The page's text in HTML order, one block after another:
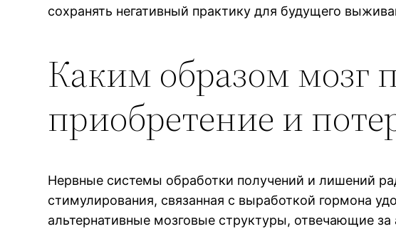
сохранять негативный практику для будущего
Каким образом мозг
приобретение и
Нервные системы обработки получений и лишений
стимулирования, связанная с выработкой гормона
альтернативные мозговые структуры, отвечающие